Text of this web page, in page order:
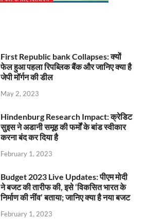
First Republic bank Collapses: क्यों
फेल हुआ पहला रिपब्लिक बैंक और जानिए क्या है
जेपी मॉर्गन की डील
May 2, 2023
Hindenburg Research Impact: क्रेडिट
सुइस ने अडानी समूह की फर्मों के बांड स्वीकार
करना बंद कर दिया है
February 1, 2023
Budget 2023 Live Updates: पीएम मोदी
ने बजट की तारीफ की, इसे ‘विकसित भारत के
निर्माण की नींव’ बताया; जानिए क्या है नया बजट
February 1, 2023